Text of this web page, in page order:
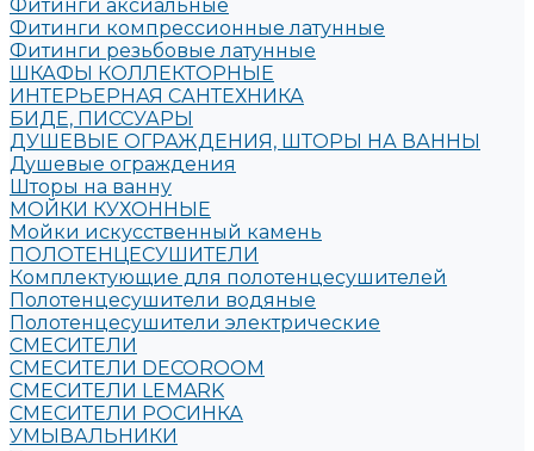
Фитинги аксиальные
Фитинги компрессионные латунные
Фитинги резьбовые латунные
ШКАФЫ КОЛЛЕКТОРНЫЕ
ИНТЕРЬЕРНАЯ САНТЕХНИКА
БИДЕ, ПИССУАРЫ
ДУШЕВЫЕ ОГРАЖДЕНИЯ, ШТОРЫ НА ВАННЫ
Душевые ограждения
Шторы на ванну
МОЙКИ КУХОННЫЕ
Мойки искусственный камень
ПОЛОТЕНЦЕСУШИТЕЛИ
Комплектующие для полотенцесушителей
Полотенцесушители водяные
Полотенцесушители электрические
СМЕСИТЕЛИ
СМЕСИТЕЛИ DECOROOM
СМЕСИТЕЛИ LEMARK
СМЕСИТЕЛИ РОСИНКА
УМЫВАЛЬНИКИ